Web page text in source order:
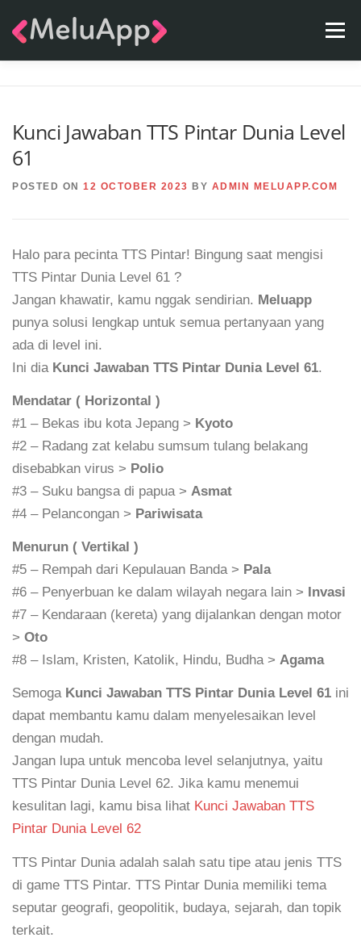
Menu
Kunci Jawaban TTS Pintar Dunia Level
61
POSTED ON 12 OCTOBER 2023 BY ADMIN MELUAPP.COM
Halo para pecinta TTS Pintar! Bingung saat mengisi
TTS Pintar Dunia Level 61 ?
Jangan khawatir, kamu nggak sendirian. Meluapp
punya solusi lengkap untuk semua pertanyaan yang
ada di level ini.
Ini dia Kunci Jawaban TTS Pintar Dunia Level 61.
Mendatar ( Horizontal )
#1 – Bekas ibu kota Jepang > Kyoto
#2 – Radang zat kelabu sumsum tulang belakang
disebabkan virus > Polio
#3 – Suku bangsa di papua > Asmat
#4 – Pelancongan > Pariwisata
Menurun ( Vertikal )
#5 – Rempah dari Kepulauan Banda > Pala
#6 – Penyerbuan ke dalam wilayah negara lain >
Invasi
#7 – Kendaraan (kereta) yang dijalankan dengan motor
> Oto
#8 – Islam, Kristen, Katolik, Hindu, Budha > Agama
Semoga Kunci Jawaban TTS Pintar Dunia Level 61 ini
dapat membantu kamu dalam menyelesaikan level
dengan mudah.
Jangan lupa untuk mencoba level selanjutnya, yaitu
TTS Pintar Dunia Level 62. Jika kamu menemui
kesulitan lagi, kamu bisa lihat Kunci Jawaban TTS
Pintar Dunia Level 62
TTS Pintar Dunia adalah salah satu tipe atau jenis TTS
di game TTS Pintar. TTS Pintar Dunia memiliki tema
seputar geografi, geopolitik, budaya, sejarah, dan topik
terkait.